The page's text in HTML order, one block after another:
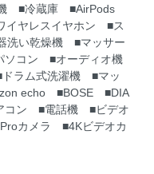
■冷蔵庫 ■AirPods
ヤレスイヤホン ■ス
洗い乾燥機 ■マッサー
コン ■オーディオ機
ラム式洗濯機 ■マッ
echo ■BOSE ■DIA
コン ■電話機 ■ビデオ
カメラ ■4Kビデオカ